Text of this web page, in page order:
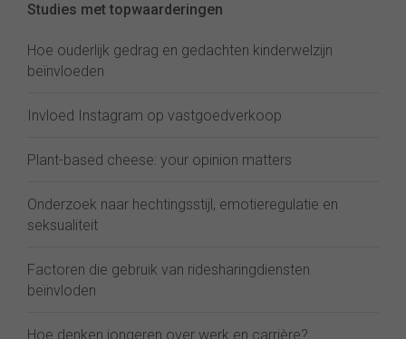
Studies met topwaarderingen
Hoe ouderlijk gedrag en gedachten kinderwelzijn
beïnvloeden
Invloed Instagram op vastgoedverkoop
Plant-based cheese: your opinion matters
Onderzoek naar hechtingsstijl, emotieregulatie en
seksualiteit
Factoren die gebruik van ridesharingdiensten
beïnvloden
Hoe denken jongeren over werk en carrière?